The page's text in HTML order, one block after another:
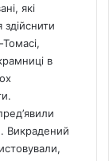
які
в
Викрадений